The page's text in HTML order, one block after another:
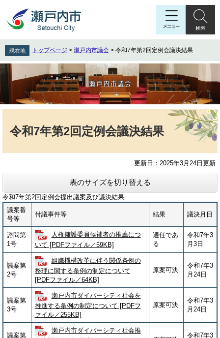
先
頭
で
を
飛
ば
文
現在地 トップページ > 瀬戸内市議会 > 令和7年第2回定例会議決結果
令和7年第2回定例会議決結果
更新日：2025年3月24日更新
表のサイズを切り替える
令和7年第2回定例会提出議案及び議決結果
議案番
号等
付議事件等 結果 議決月日
諮問第
1号
人権擁護委員候補者の推薦につ
いて [PDFファイル／59KB]
適任であ
る
令和7年3
月3日
議案第
2号
組織機構改革に伴う関係条例の
整理に関する条例の制定について
[PDFファイル／64KB]
原案可決
令和7年3
月24日
議案第
3号
瀬戸内市ダイバーシティ社会を
推進する条例の制定について [PDFフ
ァイル／255KB]
原案可決
令和7年3
月24日
議案第
瀬戸内市ダイバーシティ社会推
令和7年3